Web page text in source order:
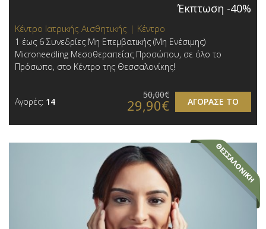
Έκπτωση -40%
Κέντρο Ιατρικής Αισθητικής | Κέντρο
1 έως 6 Συνεδρίες Μη Επεμβατικής (Μη Ενέσιμης)
Microneedling Μεσοθεραπείας Προσώπου, σε όλο το
Πρόσωπο, στο Κέντρο της Θεσσαλονίκης!
Αγορές: 14 ΑΓΟΡΑΣΕ ΤΟ
50,00€
29,90€